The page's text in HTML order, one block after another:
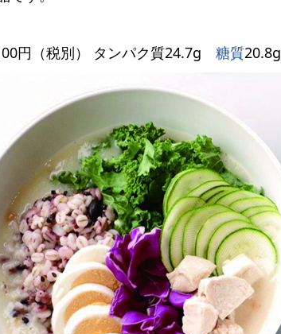
円（税別） タンパク質24.7g 糖質20.8g